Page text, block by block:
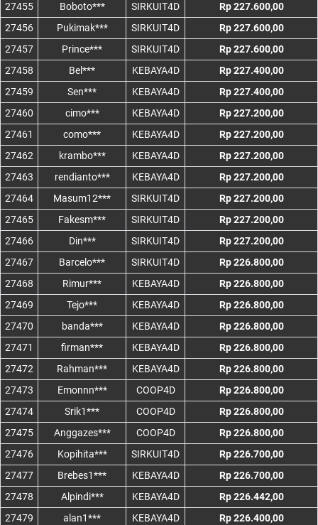
27455
Boboto*** SIRKUIT4D
Rp 227.600,00
27456
Pukimak*** SIRKUIT4D
Rp 227.600,00
27457
Prince*** SIRKUIT4D
Rp 227.600,00
27458
Bel*** KEBAYA4D
Rp 227.400,00
27459
Sen*** KEBAYA4D
Rp 227.400,00
27460
cimo*** KEBAYA4D
Rp 227.200,00
27461
como*** KEBAYA4D
Rp 227.200,00
27462
krambo*** KEBAYA4D
Rp 227.200,00
27463
rendianto*** KEBAYA4D
Rp 227.200,00
27464
Masum12*** SIRKUIT4D
Rp 227.200,00
27465
Fakesm*** SIRKUIT4D
Rp 227.200,00
27466
Din*** SIRKUIT4D
Rp 227.200,00
27467
Barcelo*** SIRKUIT4D
Rp 226.800,00
27468
Rimur*** KEBAYA4D
Rp 226.800,00
27469
Tejo*** KEBAYA4D
Rp 226.800,00
27470
banda*** KEBAYA4D
Rp 226.800,00
27471
firman*** KEBAYA4D
Rp 226.800,00
27472
Rahman*** KEBAYA4D
Rp 226.800,00
27473
Emonnn*** COOP4D
Rp 226.800,00
27474
Srik1*** COOP4D
Rp 226.800,00
27475
Anggazes*** COOP4D
Rp 226.800,00
27476
Kopihita*** SIRKUIT4D
Rp 226.700,00
27477
Brebes1*** KEBAYA4D
Rp 226.700,00
27478
Alpindi*** KEBAYA4D
Rp 226.442,00
27479
alan1*** KEBAYA4D
Rp 226.400,00